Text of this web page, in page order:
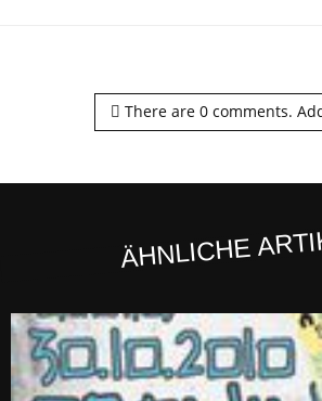
There are 0 comments.
ÄHNLICHE